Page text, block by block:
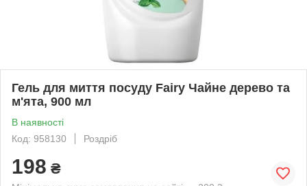
Гель для миття посуду Fairy Чайне дерево та
м'ята, 900 мл
В наявності
Код: 958130
Роздріб
198 ₴